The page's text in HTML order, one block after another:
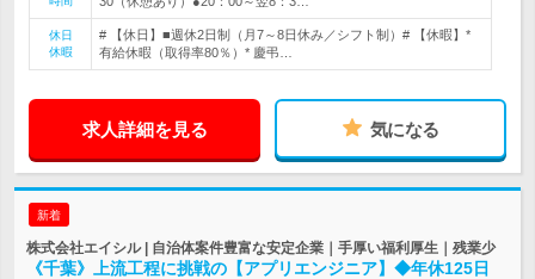
休日
休暇
# 【休日】■週休2日制（月7～8日休み／シフト制）# 【休暇】*
有給休暇（取得率80％）* 慶弔…
求人詳細を見る 気になる
新着
株式会社エイシル | 自治体案件豊富な安定企業｜手厚い福利厚生｜残業少
《千葉》上流工程に挑戦の【アプリエンジニア】◆年休125日